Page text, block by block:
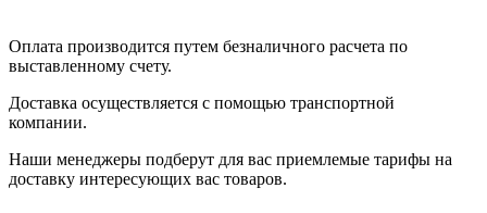
Оплата производится путем безналичного расчета по
выставленному счету.
Доставка осуществляется с помощью транспортной
компании.
Наши менеджеры подберут для вас приемлемые тарифы на
доставку интересующих вас товаров.